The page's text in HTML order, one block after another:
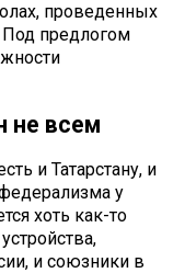
проведенных
Под предлогом
не всем
и Татарстану, и
у
хоть как-то
и союзники в